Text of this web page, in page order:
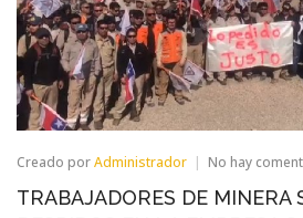
Creado porAdministrador No hay
TRABAJADORES DE MINERA